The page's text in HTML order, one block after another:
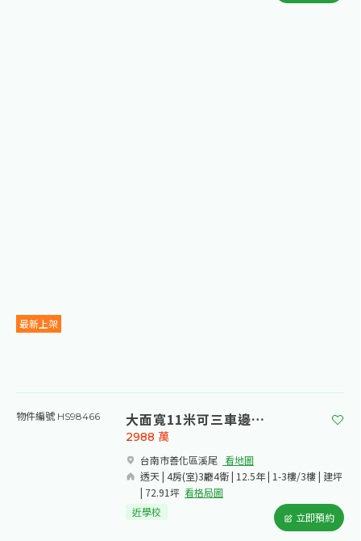
最新上架
物件編號 HS98466 大面寬11米可三車邊間豪墅
台南市善化區溪尾​ 看地圖
透天 | 4房(室)3廳4衛 | 12.5年 | 1-3樓/3樓 | 建坪
| 72.91坪 看格局圖
2988 萬
近學校 立即預約